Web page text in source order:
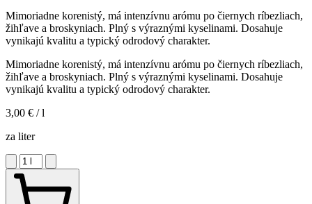
Mimoriadne korenistý, má intenzívnu arómu po čiernych ríbezliach,
žihľave a broskyniach. Plný s výraznými kyselinami. Dosahuje
vynikajú kvalitu a typický odrodový charakter.
Mimoriadne korenistý, má intenzívnu arómu po čiernych ríbezliach,
žihľave a broskyniach. Plný s výraznými kyselinami. Dosahuje
vynikajú kvalitu a typický odrodový charakter.
3,00 € / l
za liter